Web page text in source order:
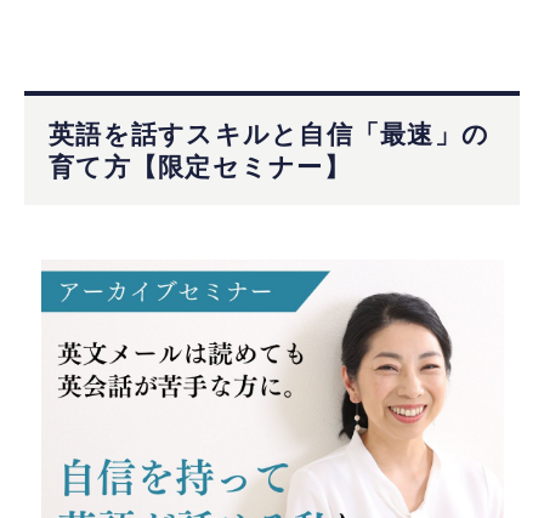
英語を話すスキルと自信「最速」の
育て方【限定セミナー】